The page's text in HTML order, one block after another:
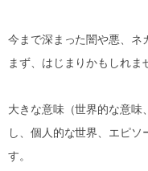
今まで深まった闇や悪、ネ
まず、はじまりかもしれま
大きな意味（世界的な意味
し、個人的な世界、エピソ
す。